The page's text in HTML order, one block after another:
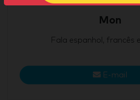
Mon
Fala espanhol, francês
E-mail